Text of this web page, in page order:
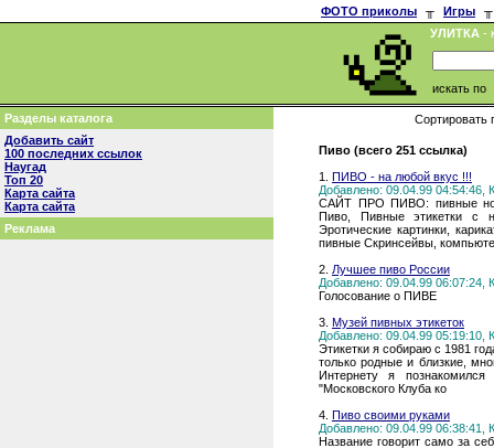
ФОТО приколы ╥ Игры
╥
УЛИТКА -
искать по
Разделы каталога
Добавить сайт
100 последних ссылок
Наугад
Топ 20
Карта сайта
Карта сайта
Реклама
Сортировать
Пиво (всего 251 ссылка)
1. ПИВО - на любой вкус !!!
Добавлено: 09.04.99 04:54:46,
САЙТ ПРО ПИВО: пивные
Пиво, Пивные этикетки с
Эротические картинки,
пивные Cкринсейвы,
2. Лучшее пиво России
Добавлено: 09.04.99 06:07:24,
Голосование о ПИВЕ
3. Музей пивных этикеток
Добавлено: 09.04.99 05:19:10,
Этикетки я собираю с 1981
только родные и близкие,
Интернету я
"Московского Клуба ко
4. Пиво своими руками
Добавлено: 09.04.99 06:38:41,
Название говорит само за